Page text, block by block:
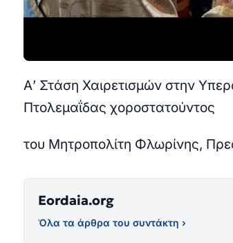
Α’ Στάση Χαιρετισμών στην
Πτολεμαΐδας χοροστατούντος
του Μητροπολίτη Φλωρίνης,
Eordaia.org
Όλα τα άρθρα του συντάκτη ›